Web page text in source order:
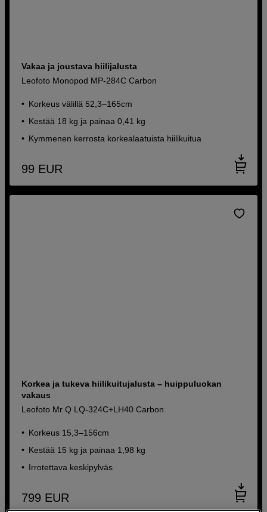
Vakaa ja joustava hiilijalusta
Leofoto Monopod MP-284C Carbon
Korkeus välillä 52,3–165cm
Kestää 18 kg ja painaa 0,41 kg
Kymmenen kerrosta korkealaatuista hiilikuitua
99 EUR
Korkea ja tukeva hiilikuitujalusta – huippuluokan
vakaus
Leofoto Mr Q LQ-324C+LH40 Carbon
Korkeus 15,3–156cm
Kestää 15 kg ja painaa 1,98 kg
Irrotettava keskipylväs
799 EUR